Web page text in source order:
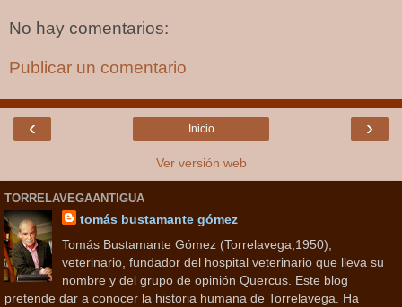
No hay comentarios:
Publicar un comentario
‹ ›
Inicio
Ver versión web
TORRELAVEGAANTIGUA
tomás bustamante gómez
Tomás Bustamante Gómez (Torrelavega,1950),
veterinario, fundador del hospital veterinario que lleva su
nombre y del grupo de opinión Quercus. Este blog
pretende dar a conocer la historia humana de Torrelavega. Ha